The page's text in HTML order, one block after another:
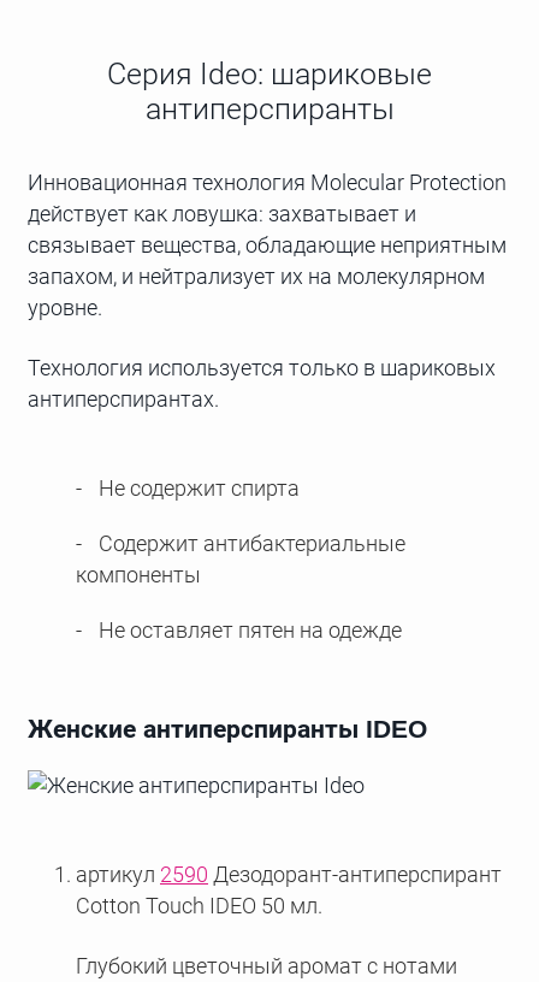
Серия Ideo: шариковые
антиперспиранты
Инновационная технология Molecular Protection
действует как ловушка: захватывает и
связывает вещества, обладающие неприятным
запахом, и нейтрализует их на молекулярном
уровне.
Технология используется только в шариковых
антиперспирантах.
Не содержит спирта
Содержит антибактериальные
компоненты
Не оставляет пятен на одежде
Женские антиперспиранты IDEO
артикул 2590 Дезодорант-антиперспирант
Cotton Touch IDEO 50 мл.
Глубокий цветочный аромат с нотами